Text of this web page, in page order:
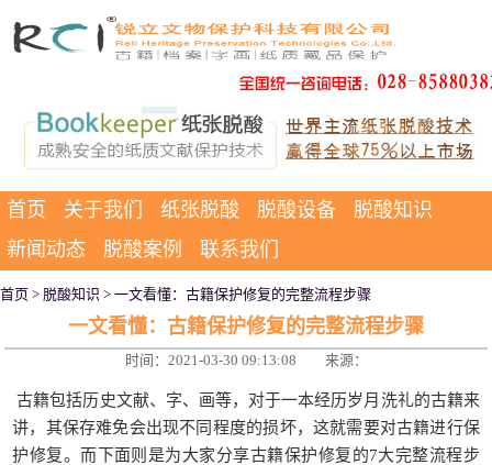
首页 关于我们 纸张脱酸 脱酸设备
脱酸知识
新闻动态
脱酸案例 联系我们
首页 > 脱酸知识 > 一文看懂：古籍保护修复的完整流程步骤
一文看懂：古籍保护修复的完整流程步骤
时间：2021-03-30 09:13:08 来源：
古籍包括历史文献、字、画等，对于一本经历岁月洗礼的古籍来
讲，其保存难免会出现不同程度的损坏，这就需要对古籍进行保
护修复。而下面则是为大家分享古籍保护修复的7大完整流程步